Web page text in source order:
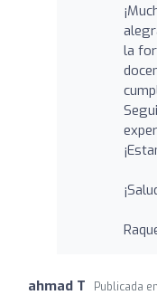
la
ahmad T Publicada en